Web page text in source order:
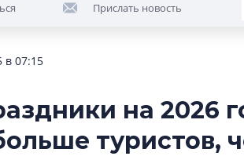
Прислать новость
в 07:15
на 2026
туристов,